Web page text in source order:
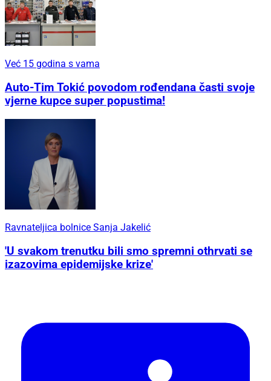
Već 15 godina s vama
Auto-Tim Tokić povodom rođendana časti svoje
vjerne kupce super popustima!
Ravnateljica bolnice Sanja Jakelić
'U svakom trenutku bili smo spremni othrvati se
izazovima epidemijske krize'